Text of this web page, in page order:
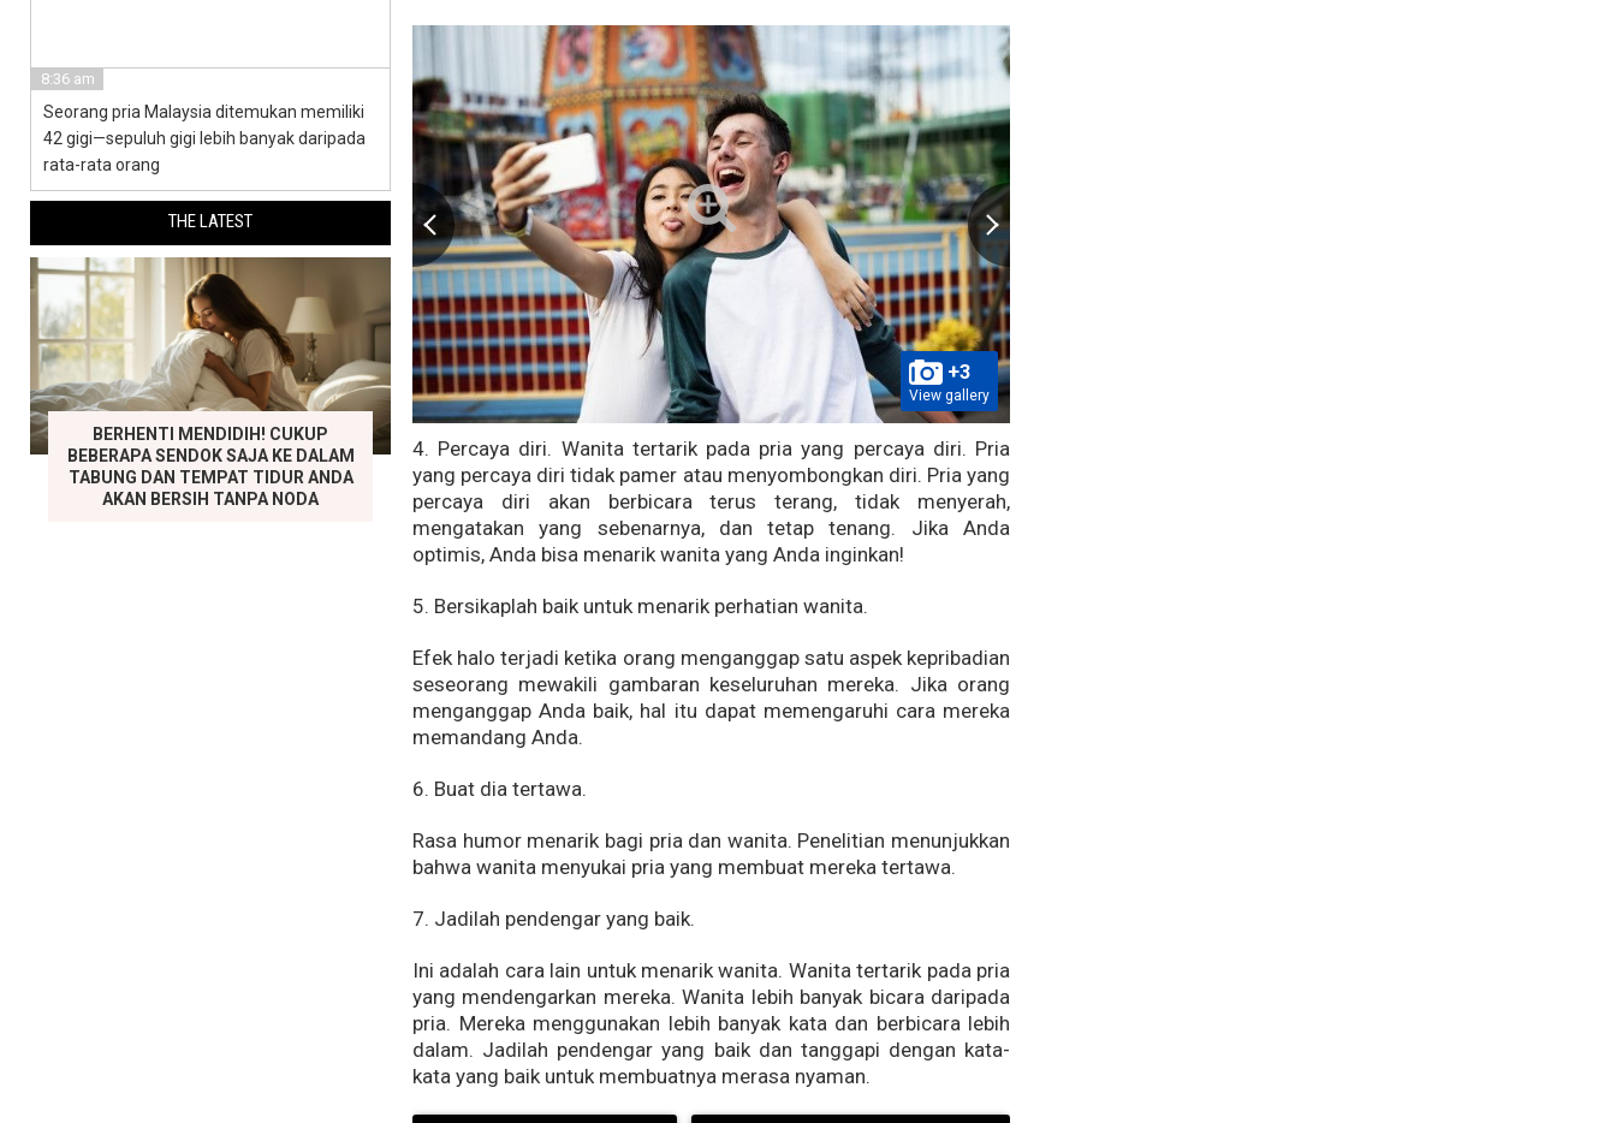
+3
View gallery
4. Percaya diri. Wanita tertarik pada pria yang percaya diri. Pria
yang percaya diri tidak pamer atau menyombongkan diri. Pria yang
percaya diri akan berbicara terus terang, tidak menyerah,
mengatakan yang sebenarnya, dan tetap tenang. Jika Anda
optimis, Anda bisa menarik wanita yang Anda inginkan!
5. Bersikaplah baik untuk menarik perhatian wanita.
Efek halo terjadi ketika orang menganggap satu aspek kepribadian
seseorang mewakili gambaran keseluruhan mereka. Jika orang
menganggap Anda baik, hal itu dapat memengaruhi cara mereka
memandang Anda.
6. Buat dia tertawa.
Rasa humor menarik bagi pria dan wanita. Penelitian menunjukkan
bahwa wanita menyukai pria yang membuat mereka tertawa.
7. Jadilah pendengar yang baik.
Ini adalah cara lain untuk menarik wanita. Wanita tertarik pada pria
yang mendengarkan mereka. Wanita lebih banyak bicara daripada
pria. Mereka menggunakan lebih banyak kata dan berbicara lebih
dalam. Jadilah pendengar yang baik dan tanggapi dengan kata-
kata yang baik untuk membuatnya merasa nyaman.
8:36 am
Seorang pria Malaysia ditemukan memiliki
42 gigi—sepuluh gigi lebih banyak daripada
rata-rata orang
THE LATEST
BERHENTI MENDIDIH! CUKUP
BEBERAPA SENDOK SAJA KE DALAM
TABUNG DAN TEMPAT TIDUR ANDA
AKAN BERSIH TANPA NODA